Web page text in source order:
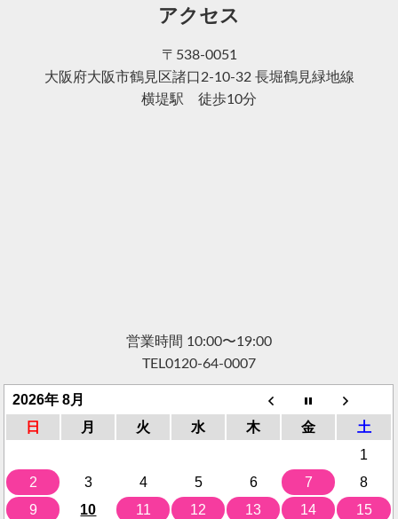
アクセス
〒538-0051
大阪府大阪市鶴見区諸口2-10-32 長堀鶴見緑地線
横堤駅 徒歩10分
営業時間 10:00〜19:00
TEL0120-64-0007
2026年 8月
日
月 火 水 木 金
土
1
2
3 4 5 6 7
8
9
10 11 12 13 14
15